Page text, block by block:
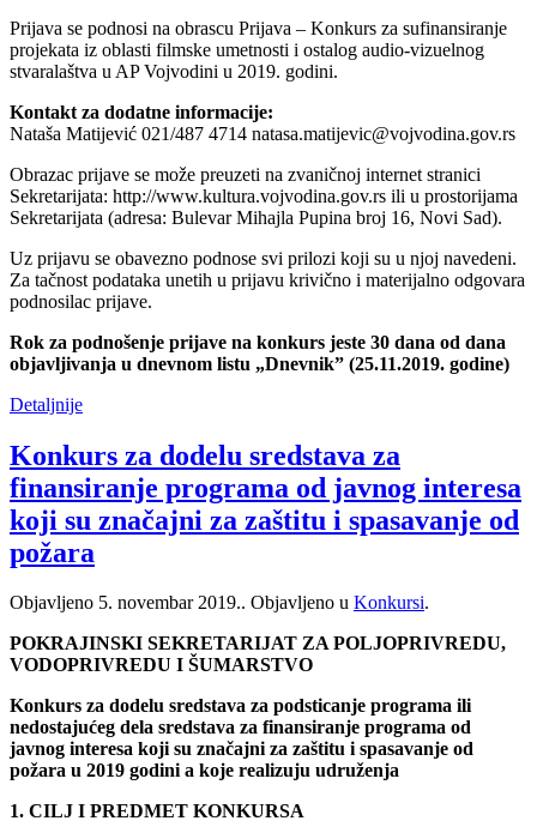
Prijava se podnosi na obrascu Prijava – Konkurs za sufinansiranje
projekata iz oblasti filmske umetnosti i ostalog audio-vizuelnog
stvaralaštva u AP Vojvodini u 2019. godini.
Kontakt za dodatne informacije:
Nataša Matijević 021/487 4714 natasa.matijevic@vojvodina.gov.rs
Obrazac prijave se može preuzeti na zvaničnoj internet stranici
Sekretarijata: http://www.kultura.vojvodina.gov.rs ili u prostorijama
Sekretarijata (adresa: Bulevar Mihajla Pupina broj 16, Novi Sad).
Uz prijavu se obavezno podnose svi prilozi koji su u njoj navedeni.
Za tačnost podataka unetih u prijavu krivično i materijalno odgovara
podnosilac prijave.
Rok za podnošenje prijave na konkurs jeste 30 dana od dana
objavljivanja u dnevnom listu „Dnevnik” (25.11.2019. godine)
Detaljnije
Konkurs za dodelu sredstava za
finansiranje programa od javnog interesa
koji su značajni za zaštitu i spasavanje od
požara
Objavljeno 5. novembar 2019.. Objavljeno u Konkursi.
POKRAJINSKI SEKRETARIJAT ZA POLJOPRIVREDU,
VODOPRIVREDU I ŠUMARSTVO
Konkurs za dodelu sredstava za podsticanje programa ili
nedostajućeg dela sredstava za finansiranje programa od
javnog interesa koji su značajni za zaštitu i spasavanje od
požara u 2019 godini a koje realizuju udruženja
1. CILJ I PREDMET KONKURSA